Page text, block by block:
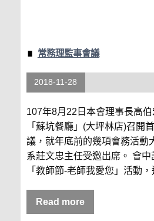
常務理監事會議
2018-11-28
107年8月22日本會理事長高
「蘇坑餐廳」(大坪林店)召開
議，就年底前的幾項會務活動
系莊文忠主任受邀出席。 會
「教師節-老師我愛您」活動
Read more